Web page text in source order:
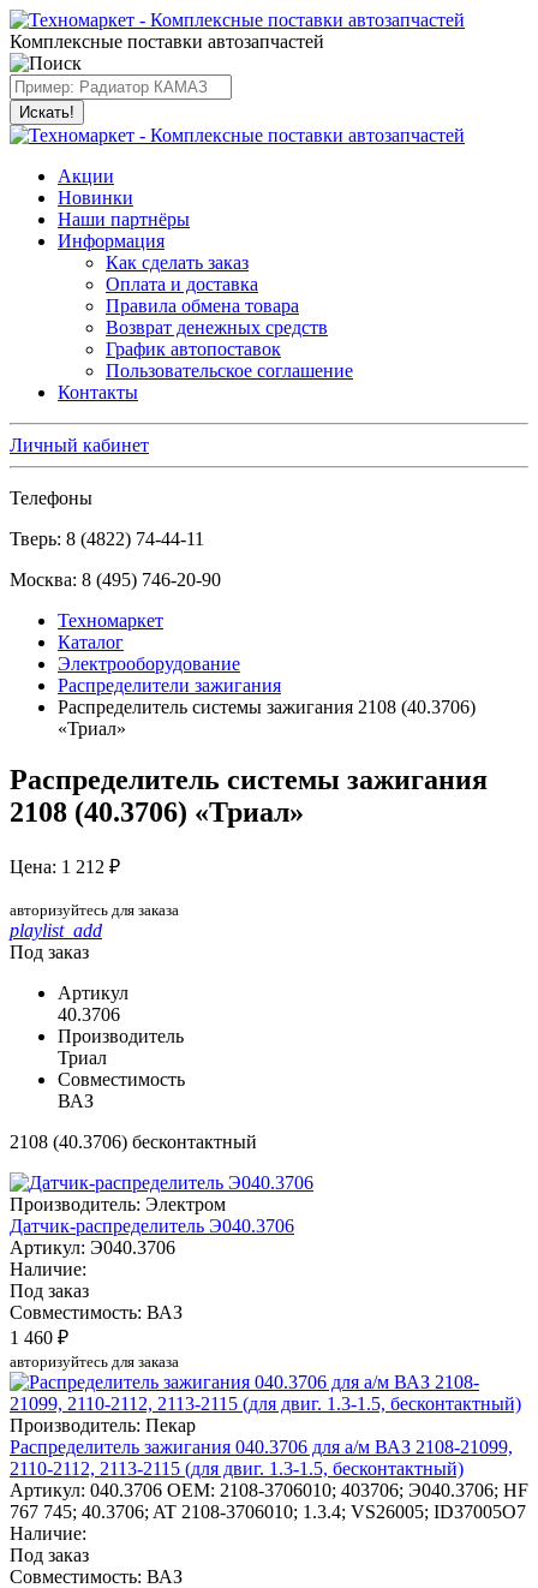
Комплексные поставки автозапчастей
Искать!
Акции
Новинки
Наши партнёры
Информация
Как сделать заказ
Оплата и доставка
Правила обмена товара
Возврат денежных средств
График автопоставок
Пользовательское соглашение
Контакты
Личный кабинет
Телефоны
Тверь: 8 (4822) 74-44-11
Москва: 8 (495) 746-20-90
Техномаркет
Каталог
Электрооборудование
Распределители зажигания
Распределитель системы зажигания 2108 (40.3706)
«Триал»
Распределитель системы зажигания
2108 (40.3706) «Триал»
Цена: 1 212 ₽
авторизуйтесь для заказа
playlist_add
Под заказ
Артикул
40.3706
Производитель
Триал
Совместимость
ВАЗ
2108 (40.3706) бесконтактный
Производитель: Электром
Датчик-распределитель Э040.3706
Артикул: Э040.3706
Наличие:
Под заказ
Совместимость: ВАЗ
1 460 ₽
авторизуйтесь для заказа
Производитель: Пекар
Распределитель зажигания 040.3706 для а/м ВАЗ 2108-21099,
2110-2112, 2113-2115 (для двиг. 1.3-1.5, бесконтактный)
Артикул: 040.3706 OEM: 2108-3706010; 403706; Э040.3706; HF
767 745; 40.3706; AT 2108-3706010; 1.3.4; VS26005; ID37005O7
Наличие:
Под заказ
Совместимость: ВАЗ